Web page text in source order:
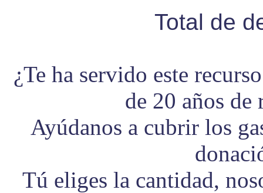
Total de
¿Te ha servido este
de 20 años
Ayúdanos a cubrir los
Tú eliges la cantidad,